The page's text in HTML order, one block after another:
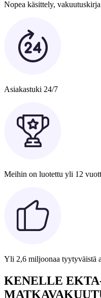
Nopea käsittely,
Asiakastuki 24/7
Meihin on luotettu yli 12
Yli 2,6 miljoonaa tyytyväistä
KENELLE